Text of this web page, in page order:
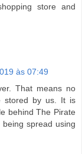
store and
às 07:49
That means no
stored by us. It is
behind The Pirate
spread using